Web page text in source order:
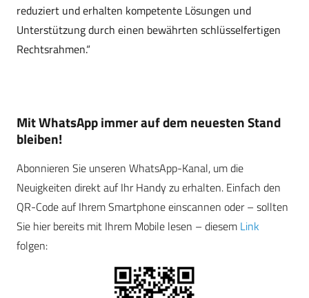
reduziert und erhalten kompetente Lösungen und
Unterstützung durch einen bewährten schlüsselfertigen
Rechtsrahmen.“
Mit WhatsApp immer auf dem neuesten Stand
bleiben!
Abonnieren Sie unseren WhatsApp-Kanal, um die
Neuigkeiten direkt auf Ihr Handy zu erhalten. Einfach den
QR-Code auf Ihrem Smartphone einscannen oder – sollten
Sie hier bereits mit Ihrem Mobile lesen – diesem Link
folgen: